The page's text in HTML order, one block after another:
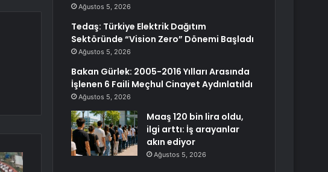
Ağustos 5, 2026
Tedaş: Türkiye Elektrik Dağıtım
Sektöründe “Vision Zero” Dönemi Başladı
Ağustos 5, 2026
Bakan Gürlek: 2005-2016 Yılları Arasında
İşlenen 6 Faili Meçhul Cinayet Aydınlatıldı
Ağustos 5, 2026
Maaş 120 bin lira oldu,
ilgi arttı: İş arayanlar
akın ediyor
Ağustos 5, 2026